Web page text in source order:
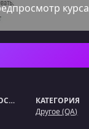
курса
ПРОДОЛЖИТЕЛЬНОСТЬ
КАТЕГОРИЯ
Другое (QA)